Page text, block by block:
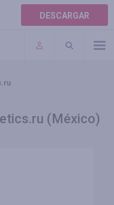
DESCARGAR
(México)